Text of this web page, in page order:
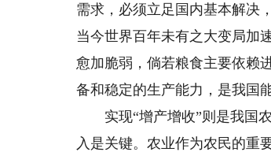
需求，必须立足国内基本解决
当今世界百年未有之大变局加
愈加脆弱，倘若粮食主要依赖
备和稳定的生产能力，是我国
实现“增产增收”则是我国农
入是关键。农业作为农民的重